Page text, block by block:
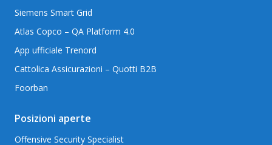
Siemens Smart Grid
Atlas Copco – QA Platform 4.0
App ufficiale Trenord
Cattolica Assicurazioni – Quotti B2B
Foorban
Posizioni aperte
Offensive Security Specialist